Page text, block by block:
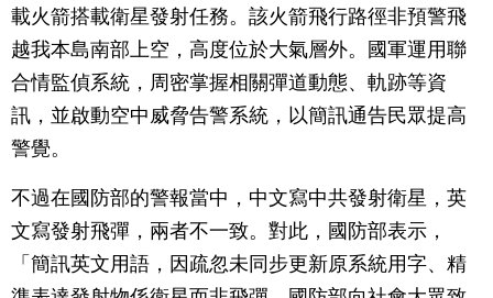
載火箭搭載衛星發射任務。該火箭飛行路徑非預警飛
越我本島南部上空，高度位於大氣層外。國軍運用聯
合情監偵系統，周密掌握相關彈道動態、軌跡等資
訊，並啟動空中威脅告警系統，以簡訊通告民眾提高
警覺。
不過在國防部的警報當中，中文寫中共發射衛星，英
文寫發射飛彈，兩者不一致。對此，國防部表示，
「簡訊英文用語，因疏忽未同步更新原系統用字、精